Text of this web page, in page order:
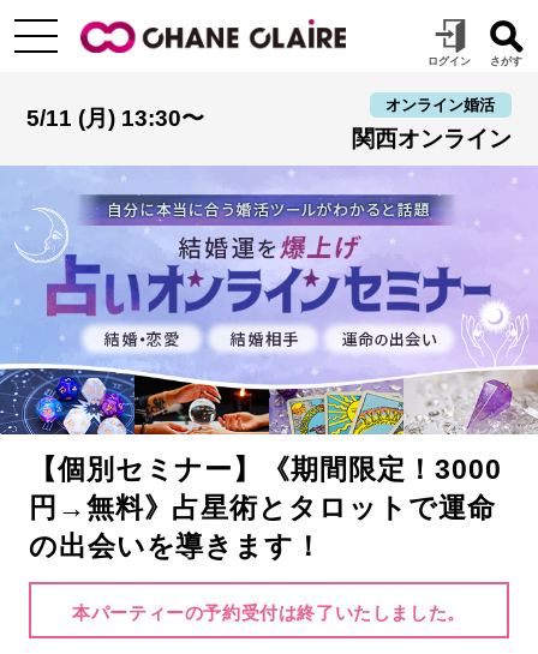
5/11 (月) 13:30〜
オンライン婚活
関西オンライン
【個別セミナー】《期間限定！3000
円→無料》占星術とタロットで運命
の出会いを導きます！
本パーティーの予約受付は終了いたしました。